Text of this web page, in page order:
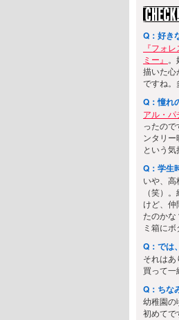
Q：好き
『フォ
ミー』
描いた心
ですね。
Q：憧れ
アル・パ
ったの
ンタリー
という気
Q：学生
いや、
（笑）
けど、
たのかな
ミ箱にボ
Q：では
それは
買って
Q：ちな
幼稚園の
初めてで